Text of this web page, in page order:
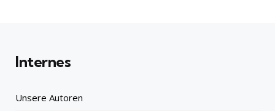
Internes
Unsere Autoren